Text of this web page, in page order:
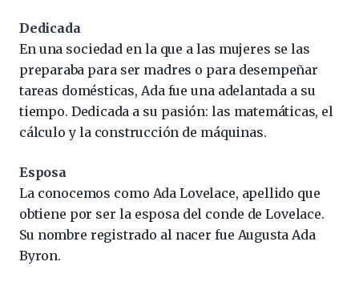
Dedicada
En una sociedad en la que a las mujeres se las
preparaba para ser madres o para desempeñar
tareas domésticas, Ada fue una adelantada a su
tiempo. Dedicada a su pasión: las matemáticas, el
cálculo y la construcción de máquinas.
Esposa
La conocemos como Ada Lovelace, apellido que
obtiene por ser la esposa del conde de Lovelace.
Su nombre registrado al nacer fue Augusta Ada
Byron.